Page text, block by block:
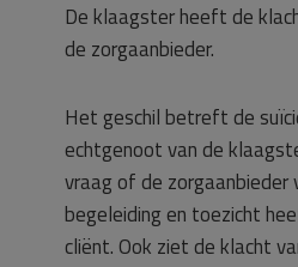
De klaagster heeft de
de zorgaanbieder.
Het geschil betreft de
echtgenoot van de
vraag of de zorgaanbieder
begeleiding en toezicht
cliënt. Ook ziet de klacht